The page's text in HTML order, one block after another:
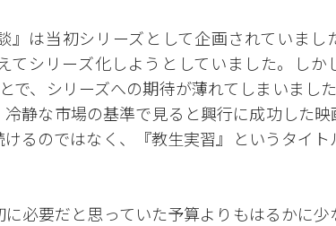
』は当初シリーズとして企画されていまし
てシリーズ化しようとしていました。しか
で、シリーズへの期待が薄れてしまいまし
静な市場の基準で見ると興行に成功した
るのではなく、『教生実習』というタイト
必要だと思っていた予算よりもはるかに